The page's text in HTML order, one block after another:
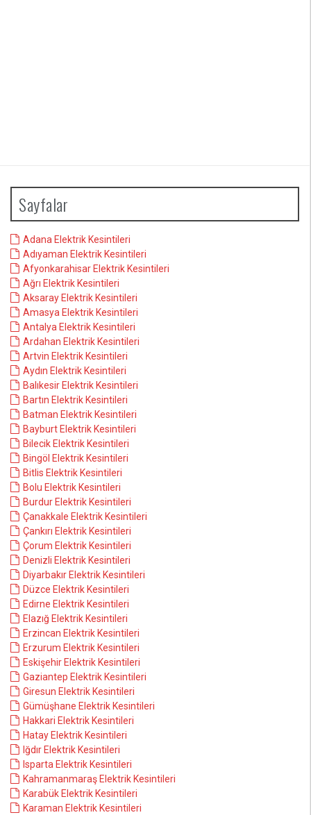
Sayfalar
Adana Elektrik Kesintileri
Adıyaman Elektrik Kesintileri
Afyonkarahisar Elektrik Kesintileri
Ağrı Elektrik Kesintileri
Aksaray Elektrik Kesintileri
Amasya Elektrik Kesintileri
Antalya Elektrik Kesintileri
Ardahan Elektrik Kesintileri
Artvin Elektrik Kesintileri
Aydın Elektrik Kesintileri
Balıkesir Elektrik Kesintileri
Bartın Elektrik Kesintileri
Batman Elektrik Kesintileri
Bayburt Elektrik Kesintileri
Bilecik Elektrik Kesintileri
Bingöl Elektrik Kesintileri
Bitlis Elektrik Kesintileri
Bolu Elektrik Kesintileri
Burdur Elektrik Kesintileri
Çanakkale Elektrik Kesintileri
Çankırı Elektrik Kesintileri
Çorum Elektrik Kesintileri
Denizli Elektrik Kesintileri
Diyarbakır Elektrik Kesintileri
Düzce Elektrik Kesintileri
Edirne Elektrik Kesintileri
Elazığ Elektrik Kesintileri
Erzincan Elektrik Kesintileri
Erzurum Elektrik Kesintileri
Eskişehir Elektrik Kesintileri
Gaziantep Elektrik Kesintileri
Giresun Elektrik Kesintileri
Gümüşhane Elektrik Kesintileri
Hakkari Elektrik Kesintileri
Hatay Elektrik Kesintileri
Iğdır Elektrik Kesintileri
Isparta Elektrik Kesintileri
Kahramanmaraş Elektrik Kesintileri
Karabük Elektrik Kesintileri
Karaman Elektrik Kesintileri